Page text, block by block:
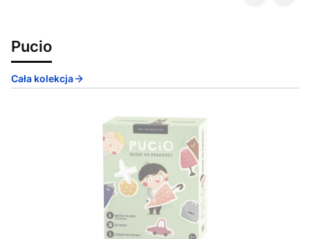
Pucio
Cała kolekcja